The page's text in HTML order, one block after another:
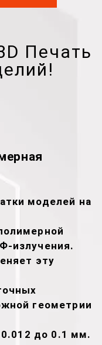
Печать
моделей на
излучения.
эту
геометрии
до 0.1 мм.